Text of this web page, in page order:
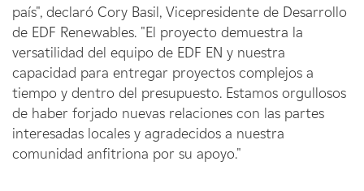
país", declaró Cory Basil, Vicepresidente de Desarrollo
de EDF Renewables. "El proyecto demuestra la
versatilidad del equipo de EDF EN y nuestra
capacidad para entregar proyectos complejos a
tiempo y dentro del presupuesto. Estamos orgullosos
de haber forjado nuevas relaciones con las partes
interesadas locales y agradecidos a nuestra
comunidad anfitriona por su apoyo."